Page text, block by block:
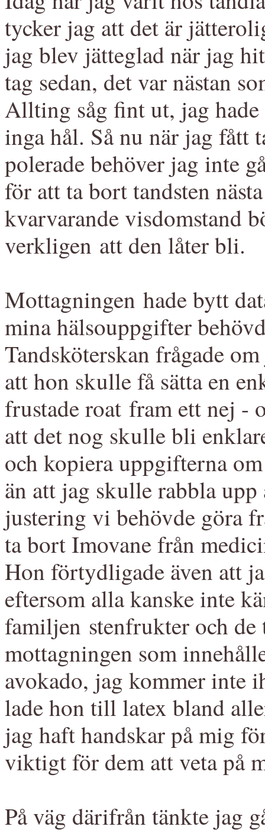
tycker jag att det är
jag blev jätteglad när jag
tag sedan, det var nästan
Allting såg fint ut, jag
inga hål. Så nu när jag fått
polerade behöver jag inte
för att ta bort tandsten
kvarvarande visdomstand
verkligen att den låter bli.
Mottagningen hade bytt
mina hälsouppgifter
Tandsköterskan frågade
att hon skulle få sätta en
frustade roat fram ett nej -
att det nog skulle bli
och kopiera uppgifterna
än att jag skulle rabbla
justering vi behövde göra
ta bort Imovane från
Hon förtydligade även att
eftersom alla kanske inte
familjen stenfrukter och
mottagningen som
avokado, jag kommer inte
lade hon till latex bland
jag haft handskar på mig
viktigt för dem att veta på
På väg därifrån tänkte jag